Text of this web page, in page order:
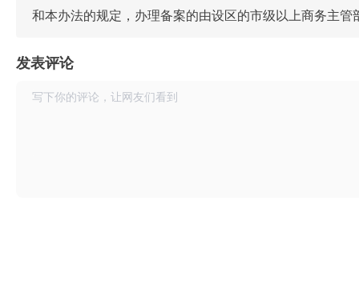
和本办法的规定，办理备案的由设区的市级以上商务主
发表评论